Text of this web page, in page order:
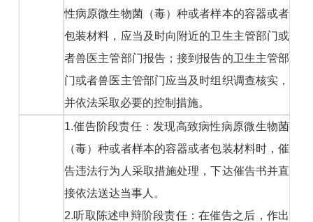
性病原微生物菌（毒）种或者样本的容器或者
包装材料，应当及时向附近的卫生主管部门或
者兽医主管部门报告；接到报告的卫生主管部
门或者兽医主管部门应当及时组织调查核实，
并依法采取必要的控制措施。
1.催告阶段责任：发现高致病性病原微生物菌
（毒）种或者样本的容器或者包装材料时，催
告违法行为人采取措施处理，下达催告书并直
接依法送达当事人。
2.听取陈述申辩阶段责任：在催告之后，作出